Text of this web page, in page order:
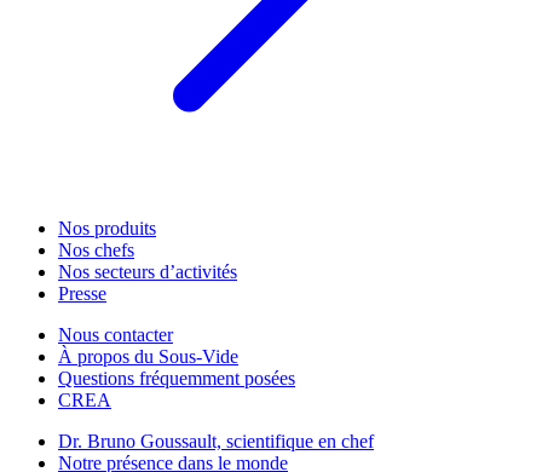
Nos produits
Nos chefs
Nos secteurs d’activités
Presse
Nous contacter
À propos du Sous-Vide
Questions fréquemment posées
CREA
Dr. Bruno Goussault, scientifique en chef
Notre présence dans le monde